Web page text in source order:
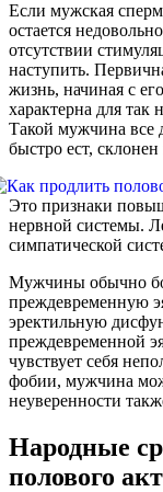
Если мужская
остается
отсутствии
наступить.
жизнь, начиная с
характерна для так
Такой мужчина все
быстро ест,
Это признаки
нервной системы.
симпатической
Мужчины обычно
преждевременную
эректильную
преждевременной
чувствует себя
фобии, мужчина
неуверенности
Народные
полового